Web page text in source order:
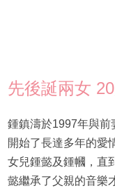
先後誕兩女
鍾鎮濤於1997年與前
開始了長達多年的愛
女兒鍾懿及鍾幗，直
懿繼承了父親的音樂